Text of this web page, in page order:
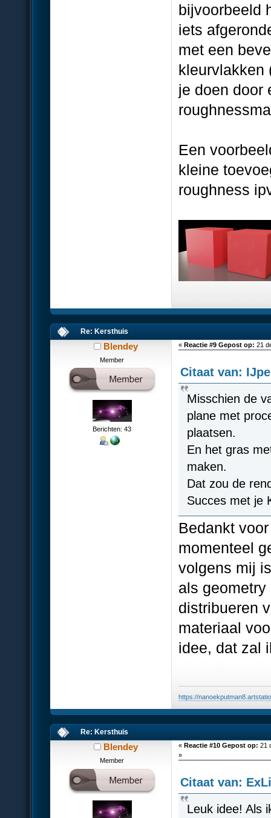
bijvoorbeeld
iets
met een
kleurvlakken
je doen door
Een
kleine
roughness
Re: Kersthuis
Blendey
Member
Berichten: 43
«Reactie #9 Gepost op: 21
Citaat van:
Misschien de
plane met
plaatsen.
En het gras
maken.
Dat zou de
Succes met je
Bedankt
momenteel
volgens mij
als
distribueren
materiaal
idee, dat zal
https://
Re: Kersthuis
Blendey
Member
« Reactie #10 Gepost op: 21
»
Citaat van:
Leuk idee! Als